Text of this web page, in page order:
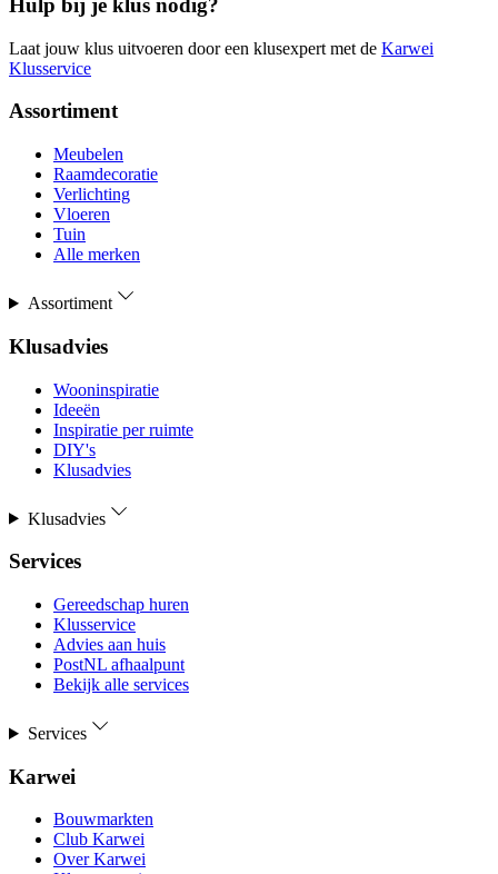
Hulp bij je klus nodig?
Laat jouw klus uitvoeren door een klusexpert met de Karwei
Klusservice
Assortiment
Meubelen
Raamdecoratie
Verlichting
Vloeren
Tuin
Alle merken
Assortiment
Klusadvies
Wooninspiratie
Ideeën
Inspiratie per ruimte
DIY's
Klusadvies
Klusadvies
Services
Gereedschap huren
Klusservice
Advies aan huis
PostNL afhaalpunt
Bekijk alle services
Services
Karwei
Bouwmarkten
Club Karwei
Over Karwei